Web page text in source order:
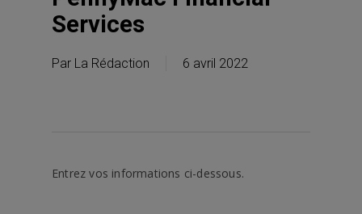
Services
Par La Rédaction 6 avril 2022
Entrez vos informations ci-dessous.